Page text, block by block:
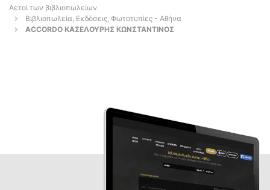
Αετοί των βιβλιοπωλείων
Βιβλιοπωλεία, Εκδόσεις, Φωτοτυπίες - Αθήνα
ACCORDO ΚΑΣΕΛΟΥΡΗΣ ΚΩΝΣΤΑΝΤΙΝΟΣ